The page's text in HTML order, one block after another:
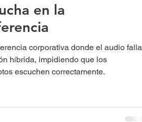
en la
corporativa donde el audio falla
híbrida, impidiendo que los
escuchen correctamente.